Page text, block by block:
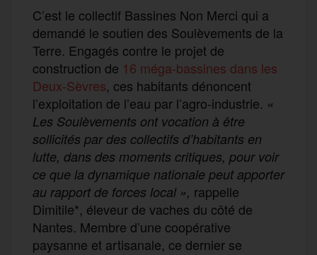
C’est le collectif Bassines Non Merci qui a
demandé le soutien des Soulèvements de la
Terre. Engagés contre le projet de
construction de 16 méga-bassines dans les
Deux-Sèvres, ces habitants dénoncent
l’exploitation de l’eau par l’agro-industrie. «
Les Soulèvements ont vocation à être
sollicités par des collectifs d’habitants en
lutte, dans des moments critiques, pour voir
ce que la dynamique nationale peut apporter
au rapport de forces local », rappelle
Dimitile*, éleveur de vaches du côté de
Nantes. Membre d’une coopérative
paysanne et artisanale, ce dernier se